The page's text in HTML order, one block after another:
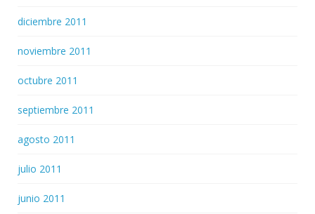
diciembre 2011
noviembre 2011
octubre 2011
septiembre 2011
agosto 2011
julio 2011
junio 2011